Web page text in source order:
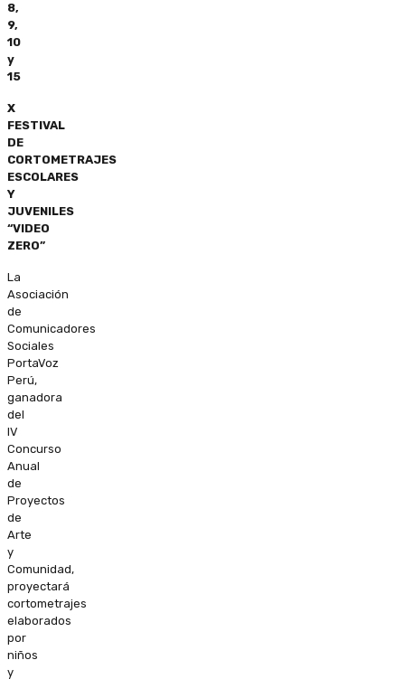
8,
9,
10
y
15
X
FESTIVAL
DE
CORTOMETRAJES
ESCOLARES
Y
JUVENILES
“VIDEO
ZERO”
La
Asociación
de
Comunicadores
Sociales
PortaVoz
Perú,
ganadora
del
IV
Concurso
Anual
de
Proyectos
de
Arte
y
Comunidad,
proyectará
cortometrajes
elaborados
por
niños
y